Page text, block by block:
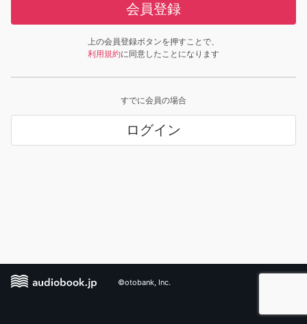
会員登録
上の会員登録ボタンを押すことで、
利用規約に同意したことになります
すでに会員の場合
ログイン
©otobank, Inc.